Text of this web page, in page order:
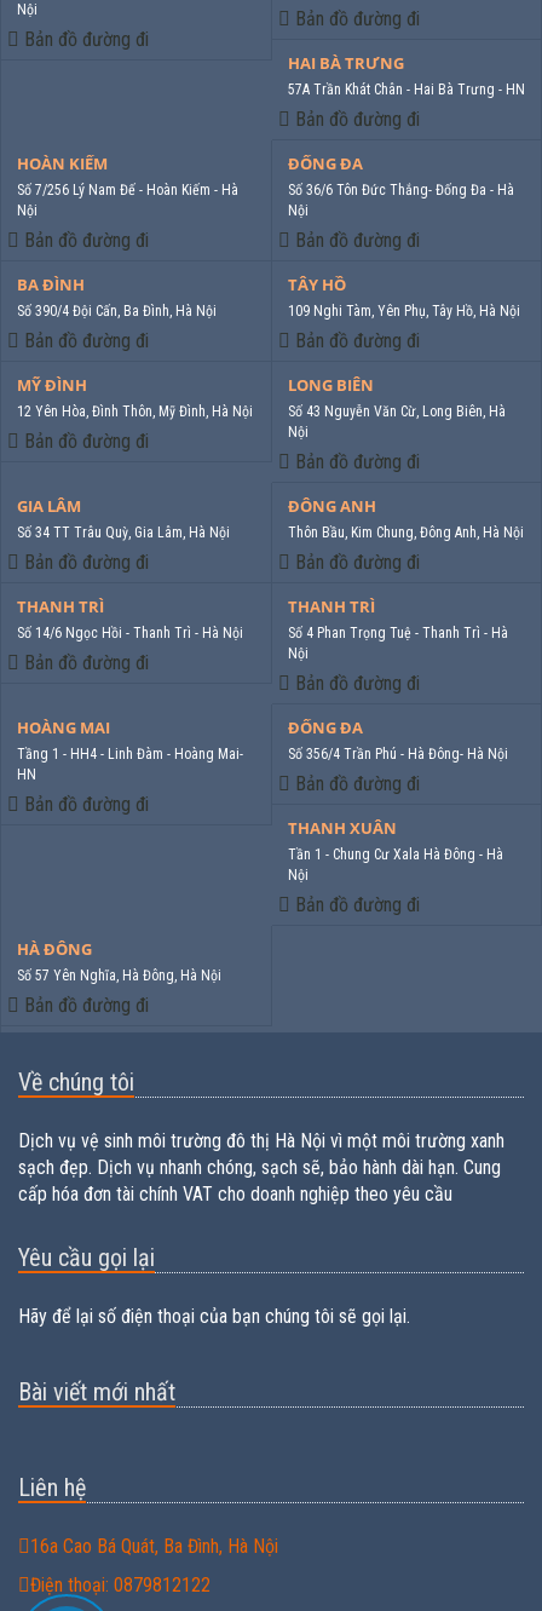
Nội
Bản đồ đường đi
Bản đồ đường đi
HAI BÀ TRƯNG
57A Trần Khát Chân - Hai Bà Trưng - HN
Bản đồ đường đi
HOÀN KIẾM
Số 7/256 Lý Nam Đế - Hoàn Kiếm - Hà
Nội
Bản đồ đường đi
ĐỐNG ĐA
Số 36/6 Tôn Đức Thắng- Đống Đa - Hà
Nội
Bản đồ đường đi
BA ĐÌNH
Số 390/4 Đội Cấn, Ba Đình, Hà Nội
Bản đồ đường đi
TÂY HỒ
109 Nghi Tàm, Yên Phụ, Tây Hồ, Hà Nội
Bản đồ đường đi
MỸ ĐÌNH
12 Yên Hòa, Đình Thôn, Mỹ Đình, Hà Nội
Bản đồ đường đi
LONG BIÊN
Số 43 Nguyễn Văn Cừ, Long Biên, Hà
Nội
Bản đồ đường đi
GIA LÂM
Số 34 TT Trâu Quỳ, Gia Lâm, Hà Nội
Bản đồ đường đi
ĐÔNG ANH
Thôn Bầu, Kim Chung, Đông Anh, Hà Nội
Bản đồ đường đi
THANH TRÌ
Số 14/6 Ngọc Hồi - Thanh Trì - Hà Nội
Bản đồ đường đi
THANH TRÌ
Số 4 Phan Trọng Tuệ - Thanh Trì - Hà
Nội
Bản đồ đường đi
HOÀNG MAI
Tầng 1 - HH4 - Linh Đàm - Hoàng Mai-
HN
Bản đồ đường đi
ĐỐNG ĐA
Số 356/4 Trần Phú - Hà Đông- Hà Nội
Bản đồ đường đi
THANH XUÂN
Tần 1 - Chung Cư Xala Hà Đông - Hà
Nội
Bản đồ đường đi
HÀ ĐÔNG
Số 57 Yên Nghĩa, Hà Đông, Hà Nội
Bản đồ đường đi
Về chúng tôi
Dịch vụ vệ sinh môi trường đô thị Hà Nội vì một môi trường xanh
sạch đẹp. Dịch vụ nhanh chóng, sạch sẽ, bảo hành dài hạn. Cung
cấp hóa đơn tài chính VAT cho doanh nghiệp theo yêu cầu
Yêu cầu gọi lại
Hãy để lại số điện thoại của bạn chúng tôi sẽ gọi lại.
Bài viết mới nhất
Liên hệ
16a Cao Bá Quát, Ba Đình, Hà Nội
Điện thoại: 0879812122